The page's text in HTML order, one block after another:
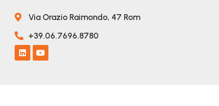
Via Orazio Raimondo, 47 Rom
+39.06.7696.8780